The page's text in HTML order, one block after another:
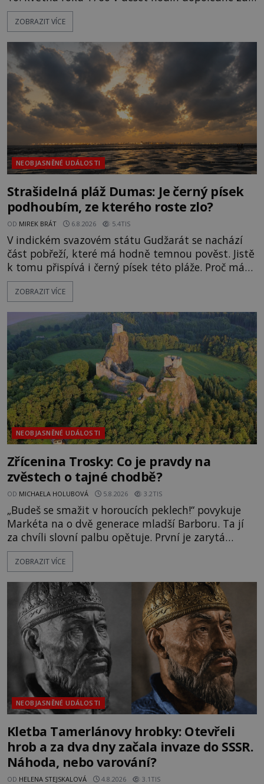
dojde k vůbec prvnímu historicky doloženému
přeletu UFO. Podle záznamů vyzařuje takové
jen o nějaký optický klam, nebo se zde skutečně
právě vznáší mimozemská loď
ZOBRAZIT VÍCE
NEOBJASNĚNÉ UDÁLOSTI
Strašidelná pláž Dumas: Je černý písek
podhoubím, ze kterého roste zlo?
OD MIREK BRÁT 6.8.2026 5.4TIS
V indickém svazovém státu Gudžarát se nachází
část pobřeží, které má hodně temnou pověst. Jistě
k tomu přispívá i černý písek této pláže. Proč má
pláž takové netypické zbarvení? Nakolik jsou
pravdivé historky, že zde došlo k nevysvětlitelným
následovat. Vstupujeme na pláž Dumas ve městě
Surat. Gu
ZOBRAZIT VÍCE
NEOBJASNĚNÉ UDÁLOSTI
Zřícenina Trosky: Co je pravdy na
zvěstech o tajné chodbě?
OD MICHAELA HOLUBOVÁ 5.8.2026 3.2TIS
„Budeš se smažit v horoucích peklech!“ povykuje
Markéta na o dvě generace mladší Barboru. Ta jí
za chvíli slovní palbu opětuje. První je zarytá
katolička, druhá přesvědčená kališnice. A každá z
nich se usídlí na jedné z věží slavného hradu
mezi vůdce protihusitského boje. Za manželku má
skutečně jistou
ZOBRAZIT VÍCE
NEOBJASNĚNÉ UDÁLOSTI
Kletba Tamerlánovy hrobky: Otevřeli
hrob a za dva dny začala invaze do SSSR.
Náhoda, nebo varování?
OD HELENA STEJSKALOVÁ 4.8.2026 3.1TIS